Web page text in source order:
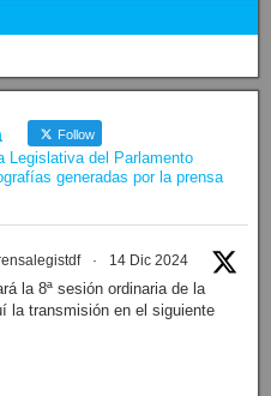
Follow
Legislativa del Parlamento
generadas por la prensa
· 14 Dic 2024
la 8ª sesión ordinaria de la
la transmisión en el siguiente